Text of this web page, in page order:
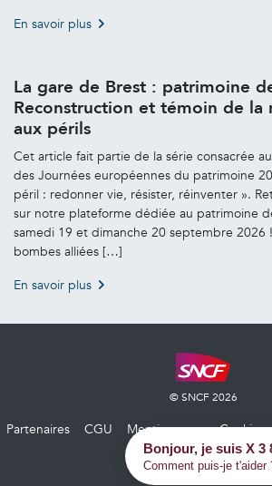
En savoir plus
La gare de Brest : patrimoine
Reconstruction et témoin de la
aux périls
Cet article fait partie de la série consacrée
des Journées européennes du patrimoine
péril : redonner vie, résister, réinventer ».
sur notre plateforme dédiée au patrimoine
samedi 19 et dimanche 20 septembre 2026
bombes alliées […]
En savoir plus
© SNCF 2026
Partenaires CGU
Mentions
légales
Cookies